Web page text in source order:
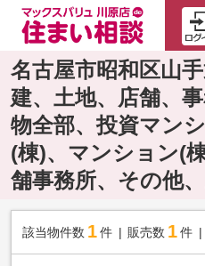
名古屋市昭和区山
建、土地、店舗、
物全部、投資マン
(棟)、マンション(
舗事務所、その他
該当物件数 1件 販売数 1 件